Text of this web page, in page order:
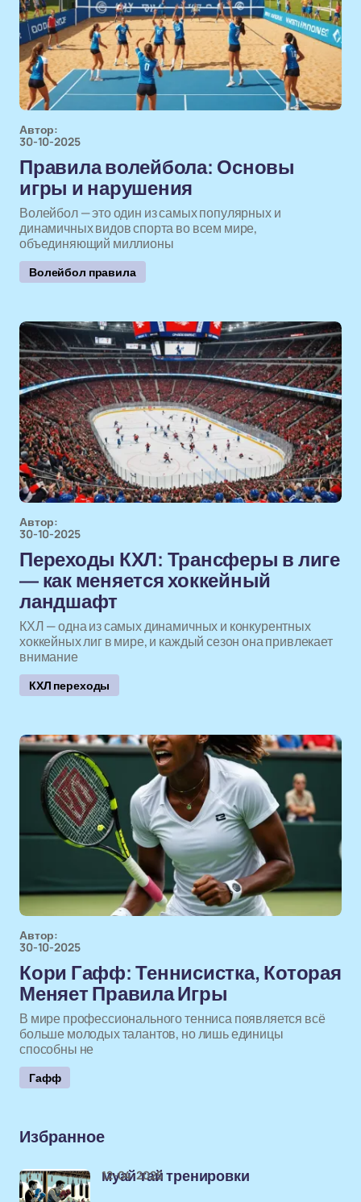
Автор:
30-10-2025
Правила волейбола: Основы
игры и нарушения
Волейбол — это один из самых популярных и
динамичных видов спорта во всем мире,
объединяющий миллионы
Волейбол правила
Автор:
30-10-2025
Переходы КХЛ: Трансферы в лиге
— как меняется хоккейный
ландшафт
КХЛ — одна из самых динамичных и конкурентных
хоккейных лиг в мире, и каждый сезон она привлекает
внимание
КХЛ переходы
Автор:
30-10-2025
Кори Гафф: Теннисистка, Которая
Меняет Правила Игры
В мире профессионального тенниса появляется всё
больше молодых талантов, но лишь единицы
способны не
Гафф
Избранное
муай тай тренировки
12-04-2025